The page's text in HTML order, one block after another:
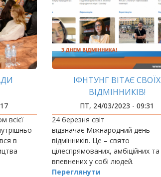
всієї
в
ІФНТУНГ ВІТАЄ СВОЇХ
ВІДМІННИКІВ!
ПТ, 24/03/2023 - 09:31
24 березня світ
відзначає Міжнародний день
відмінників. Це – свято
цілеспрямованих, амбіційних та
впевнених у собі людей.
Переглянути